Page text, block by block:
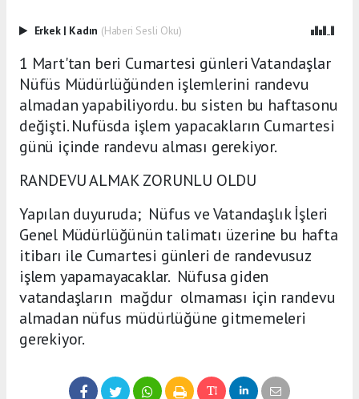
Erkek | Kadın (Haberi Sesli Oku)
1 Mart'tan beri Cumartesi günleri Vatandaşlar
Nüfüs Müdürlüğünden işlemlerini randevu
almadan yapabiliyordu. bu sisten bu haftasonu
değişti. Nufüsda işlem yapacakların Cumartesi
günü içinde randevu alması gerekiyor.
RANDEVU ALMAK ZORUNLU OLDU
Yapılan duyuruda; Nüfus ve Vatandaşlık İşleri
Genel Müdürlüğünün talimatı üzerine bu hafta
itibarı ile Cumartesi günleri de randevusuz
işlem yapamayacaklar. Nüfusa giden
vatandaşların mağdur olmaması için randevu
almadan nüfus müdürlüğüne gitmemeleri
gerekiyor.